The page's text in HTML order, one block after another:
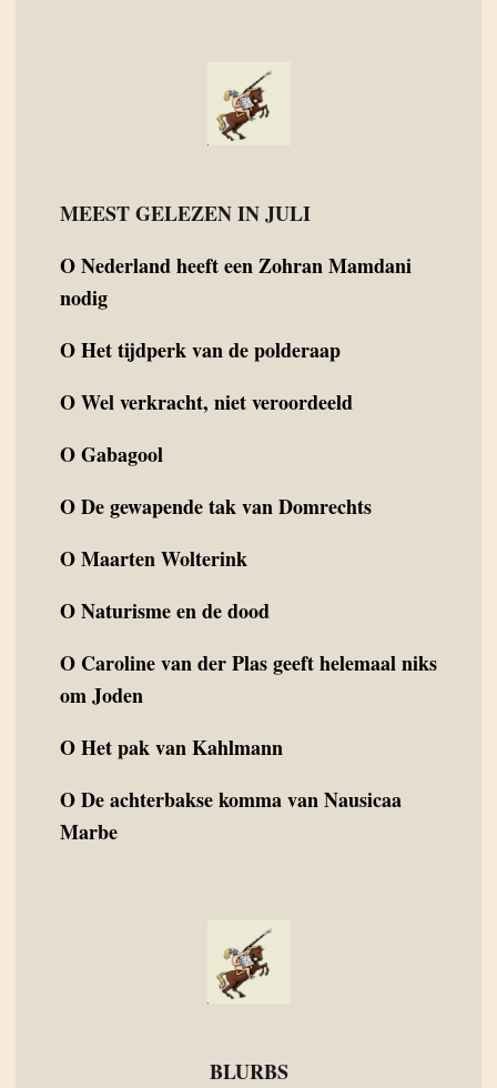
MEEST GELEZEN IN JULI
ONederland heeft een Zohran Mamdani
nodig
OHet tijdperk van de polderaap
OWel verkracht, niet veroordeeld
OGabagool
ODe gewapende tak van Domrechts
OMaarten Wolterink
ONaturisme en de dood
O Caroline van der Plas geeft helemaal niks
om Joden
OHet pak van Kahlmann
ODe achterbakse komma van Nausicaa
Marbe
BLURBS